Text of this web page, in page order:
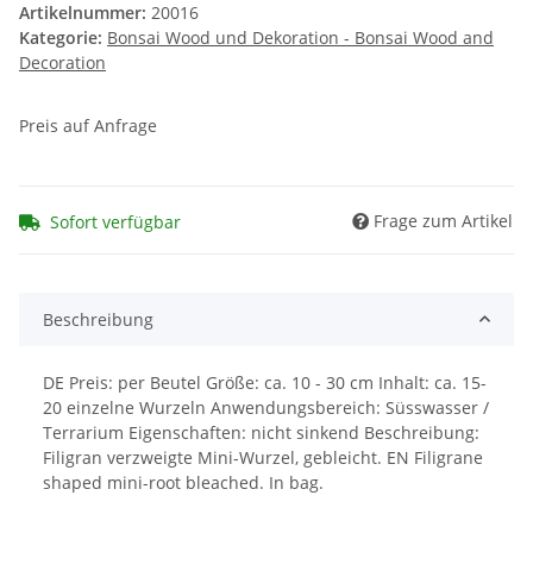
Artikelnummer: 20016
Kategorie: Bonsai Wood und Dekoration - Bonsai Wood and
Decoration
Preis auf Anfrage
Sofort verfügbar Frage zum Artikel
Beschreibung
DE Preis: per Beutel Größe: ca. 10 - 30 cm Inhalt: ca. 15-
20 einzelne Wurzeln Anwendungsbereich: Süsswasser /
Terrarium Eigenschaften: nicht sinkend Beschreibung:
Filigran verzweigte Mini-Wurzel, gebleicht. EN Filigrane
shaped mini-root bleached. In bag.